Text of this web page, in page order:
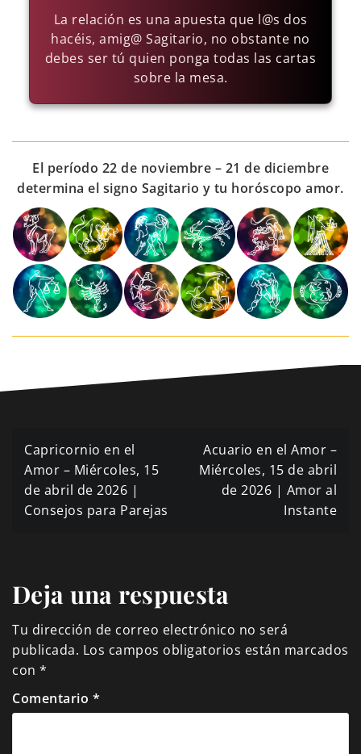
La relación es una apuesta que l@s dos
hacéis, amig@ Sagitario, no obstante no
debes ser tú quien ponga todas las cartas
sobre la mesa.
El período 22 de noviembre – 21 de diciembre
determina el signo Sagitario y tu horóscopo amor.
Navegación
de
entradas
Capricornio en el
Amor – Miércoles, 15
de abril de 2026 |
Consejos para Parejas
Acuario en el Amor –
Miércoles, 15 de abril
de 2026 | Amor al
Instante
Deja una respuesta
Tu dirección de correo electrónico no será
publicada. Los campos obligatorios están marcados
con *
Comentario *